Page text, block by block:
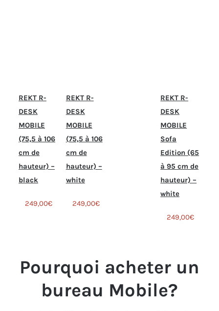
REKT R-
DESK
MOBILE
(75,5 à 106
cm de
hauteur) –
black
249,00€
REKT R-
DESK
MOBILE
(75,5 à 106
cm de
hauteur) –
white
249,00€
REKT R-
DESK
MOBILE
Sofa
Edition (65
à 95 cm de
hauteur) –
white
249,00€
Pourquoi acheter un
bureau Mobile?